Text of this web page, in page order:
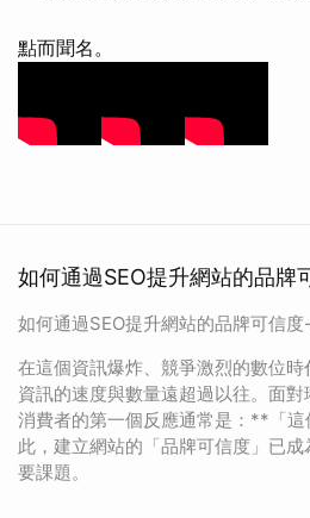
點而聞名。
如何通過SEO提升網站的品牌
如何通過SEO提升網站的品牌可信度
在這個資訊爆炸、競爭激烈的數位
資訊的速度與數量遠超過以往。面對
消費者的第一個反應通常是：**「
此，建立網站的「品牌可信度」已
要課題。